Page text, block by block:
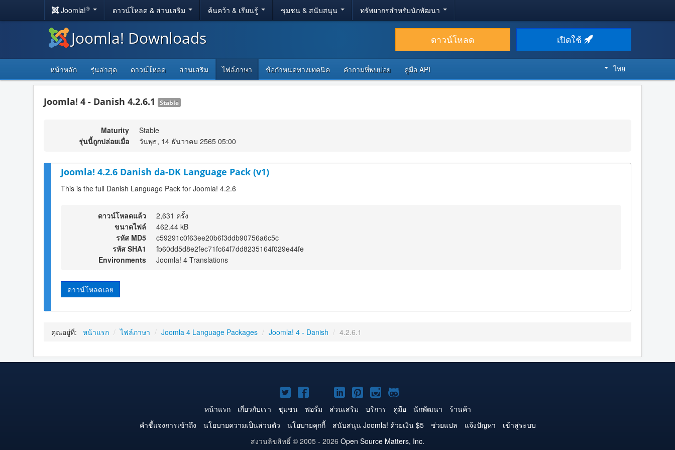
Joomla!® ดาวน์โหลด & ส่วนเสริม ค้นคว้า & เรียนรู้ ชุมชน & สนับสนุน ทรัพยากรสำหรับนักพัฒนา
Joomla! Downloads ดาวน์โหลด เปิดใช้
หน้าหลัก รุ่นล่าสุด ดาวน์โหลด ส่วนเสริม ไฟล์ภาษา ข้อกำหนดทางเทคนิค คำถามที่พบบ่อย คู่มือ API ไทย
Joomla! 4 - Danish 4.2.6.1 Stable
Maturity
Stable
รุ่นนี้ถูกปล่อยเมื่อ
วันพุธ, 14 ธันวาคม 2565 05:00
Joomla! 4.2.6 Danish da-DK Language Pack (v1)
This is the full Danish Language Pack for Joomla! 4.2.6
ดาวน์โหลดแล้ว
2,631 ครั้ง
ขนาดไฟล์
462.44 kB
รหัส MD5
c59291c0f63ee20b6f3ddb90756a6c5c
รหัส SHA1
fb60dd5d8e2fec71fc64f7dd8235164f029e44fe
Environments
Joomla! 4 Translations
ดาวน์โหลดเลย
คุณอยู่ที่: หน้าแรก / ไฟล์ภาษา / Joomla 4 Language Packages / Joomla! 4 - Danish / 4.2.6.1
Joomla!
บน
Twitter
Joomla!
บน
Facebook
Joomla!
บน
YouTube
Joomla!
บน
LinkedIn
Joomla!
บน
Pinterest
Joomla!
บน
Instagram
Joomla!
บน
GitHub
หน้าแรก เกี่ยวกับเรา ชุมชน ฟอรั่ม ส่วนเสริม บริการ คู่มือ นักพัฒนา
ร้านค้า
คำชี้แจงการเข้าถึง
นโยบายความเป็นส่วนตัว นโยบายคุกกี้ สนับสนุน Joomla! ด้วยเงิน $5 ช่วยแปล แจ้งปัญหา
เข้าสู่ระบบ
สงวนลิขสิทธิ์ © 2005 - 2026 Open Source Matters, Inc.